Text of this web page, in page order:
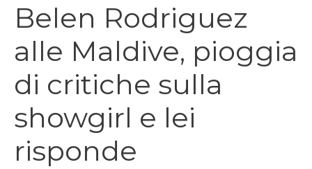
Belen Rodriguez
alle Maldive, pioggia
di critiche sulla
showgirl e lei
risponde